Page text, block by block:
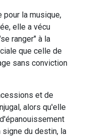
la musique,
elle a vécu
ranger" à la
que celle de
sans conviction
et de
alors qu'elle
du destin, la